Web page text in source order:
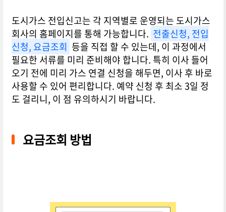
도시가스 전입신고는 각 지역별로 운영되는 도시가스
회사의 홈페이지를 통해 가능합니다. 전출신청, 전입
신청, 요금조회 등을 직접 할 수 있는데, 이 과정에서
필요한 서류를 미리 준비해야 합니다. 특히 이사 들어
오기 전에 미리 가스 연결 신청을 해두면, 이사 후 바로
사용할 수 있어 편리합니다. 예약 신청 후 최소 3일 정
도 걸리니, 이 점 유의하시기 바랍니다.
요금조회 방법